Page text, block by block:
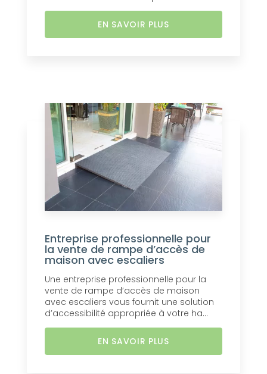
EN SAVOIR PLUS
Entreprise professionnelle pour
la vente de rampe d’accès de
maison avec escaliers
Une entreprise professionnelle pour la
vente de rampe d’accès de maison
avec escaliers vous fournit une solution
d’accessibilité appropriée à votre ha...
EN SAVOIR PLUS